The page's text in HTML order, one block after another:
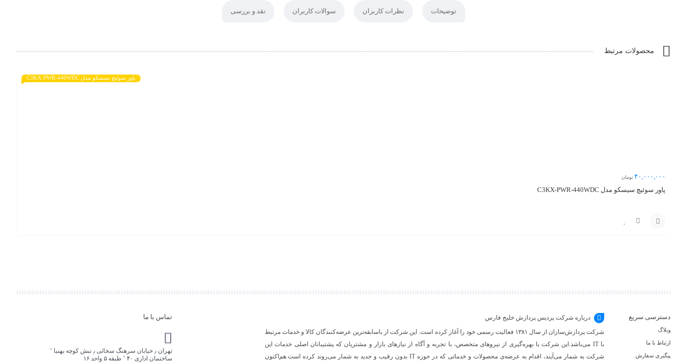
توضیحات نظرات کاربران سوالات کاربران نقد و بررسی
محصولات مرتبط
پاور سوئیچ سیسکو مدل C3KX-PWR-440WDC
۴۰,۰۰۰,۰۰۰ تومان
پاور سوئیچ سیسکو مدل C3KX-PWR-440WDC
دسترسی سریع
وبلاگ
ارتباط با ما
پیگیری سفارش
درباره شرکت پردیس پردازش خلیج فارس
شرکت پردازش‌سازان از سال ۱۳۸۱ فعالیت رسمی خود را آغاز کرده است. این شرکت از باسابقه‌ترین عرضه‌کنندگان کالا و خدمات مرتبط
با IT می‌باشد.این شرکت با بهره‌گیری از نیروهای متخصص، با تجربه و آگاه از نیازهای بازار و مشتریان که پشتیبانان اصلی خدمات این
شرکت به شمار می‌آیند، اقدام به عرضه‌‌ی محصولات و خدماتی که در حوزه IT بدون رقیب و جدید به شمار می‌روند کرده است.هم‌اکنون
تماس با ما
تهران ٫ خیابان سرهنگ سخائی ٫ نبش کوچه بهنیا ٬
ساختمان اداری ۴۰ ٬ طبقه ۵ واحد ۱۶